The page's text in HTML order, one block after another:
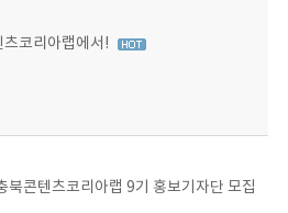
코리아랩에서!
북콘텐츠코리아랩 9기 홍보기자단 모집